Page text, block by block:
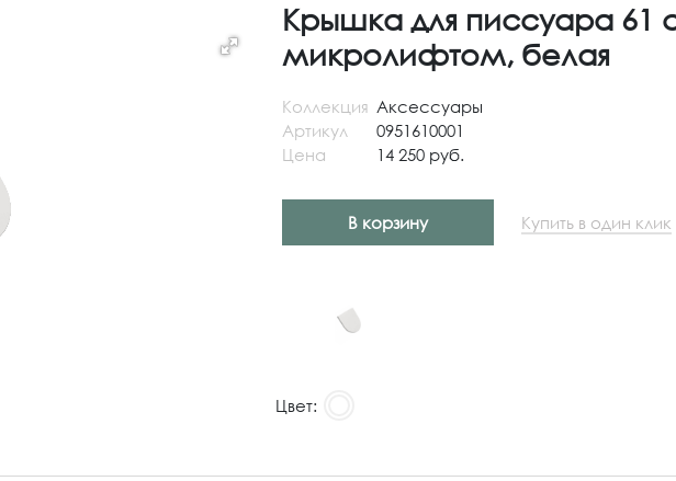
Крышка для писсуара 61
микролифтом, белая
Коллекция Аксессуары
Артикул
0951610001
Цена
14 250 руб.
В корзину Купить в один клик
Цвет: